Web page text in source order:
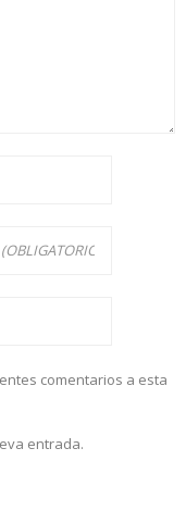
comentarios a esta
entrada.